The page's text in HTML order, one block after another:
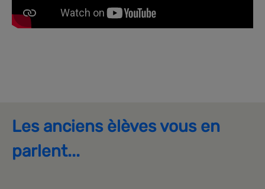
Les anciens èlèves vous en
parlent...